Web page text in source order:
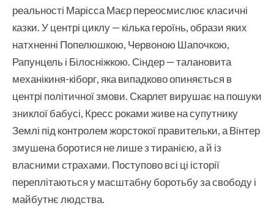
реальності Марісса Маєр переосмислює класичні
казки. У центрі циклу — кілька героїнь, образи яких
натхненні Попелюшкою, Червоною Шапочкою,
Рапунцель і Білосніжкою. Сіндер — талановита
механікиня-кіборг, яка випадково опиняється в
центрі політичної змови. Скарлет вирушає на пошуки
зниклої бабусі, Кресс роками живе на супутнику
Землі під контролем жорстокої правительки, а Вінтер
змушена боротися не лише з тиранією, а й із
власними страхами. Поступово всі ці історії
переплітаються у масштабну боротьбу за свободу і
майбутнє людства.